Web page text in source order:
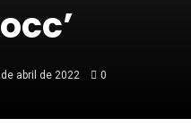
abril de 2022 0